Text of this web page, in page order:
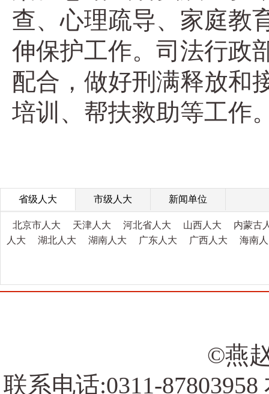
查、心理疏导、家庭教
伸保护工作。司法行政
配合，做好刑满释放和
培训、帮扶救助等工作
省级人大 市级人大 新闻单位
北京市人大 天津人大 河北省人大 山西人大
内蒙古
人大
湖北人大 湖南人大 广东人大 广西人大 海南
©燕
联系电话:0311-